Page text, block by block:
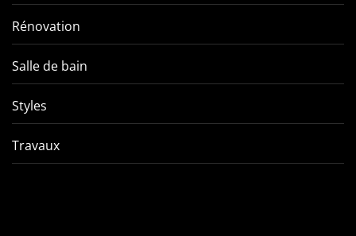
Rénovation
Salle de bain
Styles
Travaux